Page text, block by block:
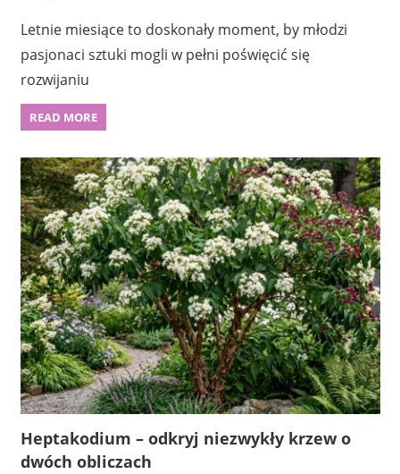
Letnie miesiące to doskonały moment, by młodzi
pasjonaci sztuki mogli w pełni poświęcić się
rozwijaniu
READ MORE
Heptakodium – odkryj niezwykły krzew o
dwóch obliczach